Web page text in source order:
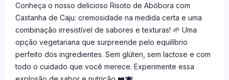
Conheça o nosso delicioso Risoto de Abóbora com
Castanha de Caju: cremosidade na medida certa e uma
combinação irresistível de sabores e texturas! 🌱 Uma
opção vegetariana que surpreende pelo equilíbrio
perfeito dos ingredientes. Sem glúten, sem lactose e com
todo o cuidado que você merece. Experimente essa